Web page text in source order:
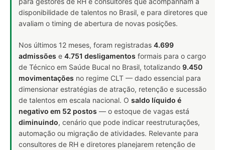
disponibilidade de talentos no Brasil, e para diretores que
avaliam o timing de abertura de novas posições.
Nos últimos 12 meses, foram registradas 4.699
admissões e 4.751 desligamentos formais para o cargo
de Técnico em Saúde Bucal no Brasil, totalizando 9.450
movimentações no regime CLT — dado essencial para
dimensionar estratégias de atração, retenção e sucessão
de talentos em escala nacional. O saldo líquido é
negativo em 52 postos — o estoque de vagas está
diminuindo, cenário que pode indicar reestruturações,
automação ou migração de atividades. Relevante para
consultores de RH e diretores planejarem retenção de